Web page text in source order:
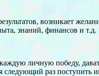
возникает
знаний, финансов и т.д.
личную победу,
следующий раз поступить